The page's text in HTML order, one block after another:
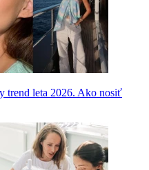
trend leta 2026. Ako nosiť